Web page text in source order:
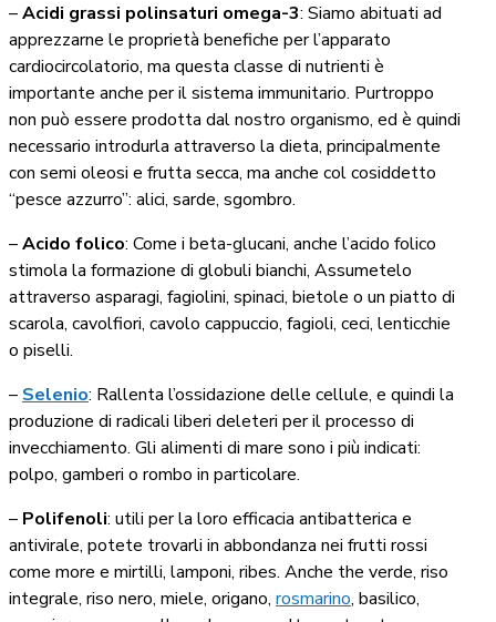
–Acidi grassi polinsaturi omega-3: Siamo abituati ad
apprezzarne le proprietà benefiche per l’apparato
cardiocircolatorio, ma questa classe di nutrienti è
importante anche per il sistema immunitario. Purtroppo
non può essere prodotta dal nostro organismo, ed è quindi
necessario introdurla attraverso la dieta, principalmente
con semi oleosi e frutta secca, ma anche col cosiddetto
“pesce azzurro”: alici, sarde, sgombro.
–Acido folico: Come i beta-glucani, anche l’acido folico
stimola la formazione di globuli bianchi, Assumetelo
attraverso asparagi, fagiolini, spinaci, bietole o un piatto di
scarola, cavolfiori, cavolo cappuccio, fagioli, ceci, lenticchie
o piselli.
– Selenio: Rallenta l’ossidazione delle cellule, e quindi la
produzione di radicali liberi deleteri per il processo di
invecchiamento. Gli alimenti di mare sono i più indicati:
polpo, gamberi o rombo in particolare.
– Polifenoli: utili per la loro efficacia antibatterica e
antivirale, potete trovarli in abbondanza nei frutti rossi
come more e mirtilli, lamponi, ribes. Anche the verde, riso
integrale, riso nero, miele, origano, rosmarino, basilico,